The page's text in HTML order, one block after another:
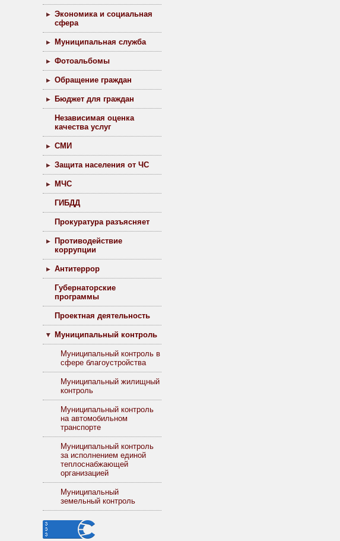
Экономика и социальная
сфера
Муниципальная служба
Фотоальбомы
Обращение граждан
Бюджет для граждан
Независимая оценка
качества услуг
СМИ
Защита населения от ЧС
МЧС
ГИБДД
Прокуратура разъясняет
Противодействие
коррупции
Антитеррор
Губернаторские
программы
Проектная деятельность
Муниципальный контроль
Муниципальный контроль в
сфере благоустройства
Муниципальный жилищный
контроль
Муниципальный контроль
на автомобильном
транспорте
Муниципальный контроль
за исполнением единой
теплоснабжающей
организацией
Муниципальный
земельный контроль